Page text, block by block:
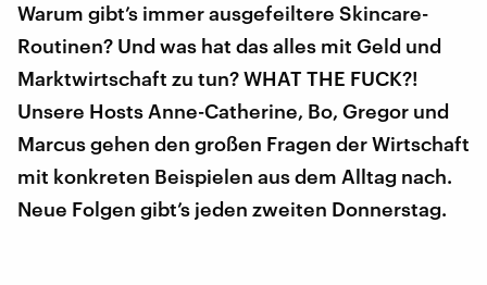
Warum gibt’s immer ausgefeiltere Skincare-
Routinen? Und was hat das alles mit Geld und
Marktwirtschaft zu tun? WHAT THE FUCK?!
Unsere Hosts Anne-Catherine, Bo, Gregor und
Marcus gehen den großen Fragen der Wirtschaft
mit konkreten Beispielen aus dem Alltag nach.
Neue Folgen gibt’s jeden zweiten Donnerstag.